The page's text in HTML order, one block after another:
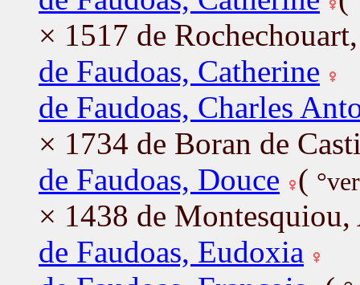
× 1517 de
de Faudoas, Catherine
de Faudoas, Charles
× 1734 de Boran de
de Faudoas, Douce (
× 1438 de Montesquiou,
de Faudoas, Eudoxia